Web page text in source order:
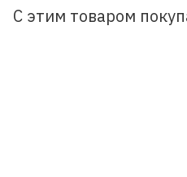
С этим товаром